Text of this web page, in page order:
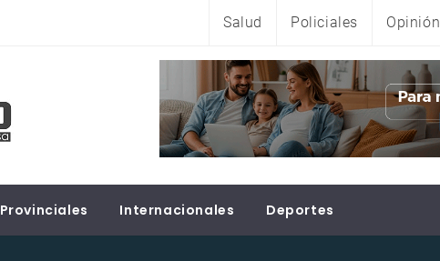
Salud Policiales Opinión
Provinciales Internacionales Deportes